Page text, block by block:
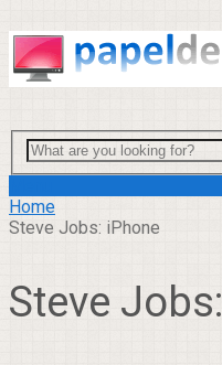
Home
Steve Jobs: iPhone
Steve